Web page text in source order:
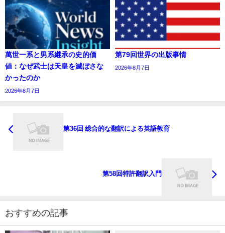
萬世一系と男系継承の史的価
値：なぜ武士は天皇を滅ぼさな
かったのか
2026年8月7日
第79回世界の出版事情
2026年8月7日
第36回 総合的な翻訳による英語教育
第58回特許翻訳入門
おすすめの記事